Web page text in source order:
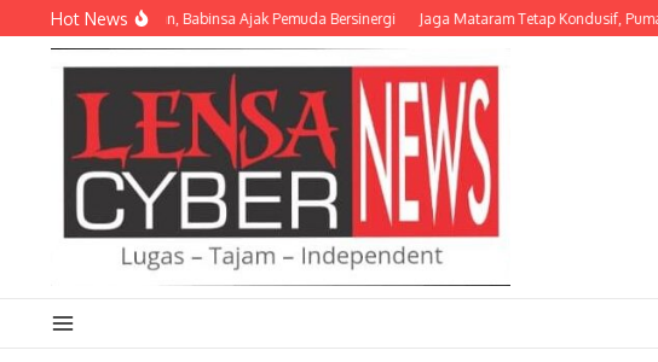
Lewati ke konten
Hot News
Kemerdekaan, Babinsa Ajak Pemuda Bersinergi Jaga Mataram Tetap Kondusif, Puma